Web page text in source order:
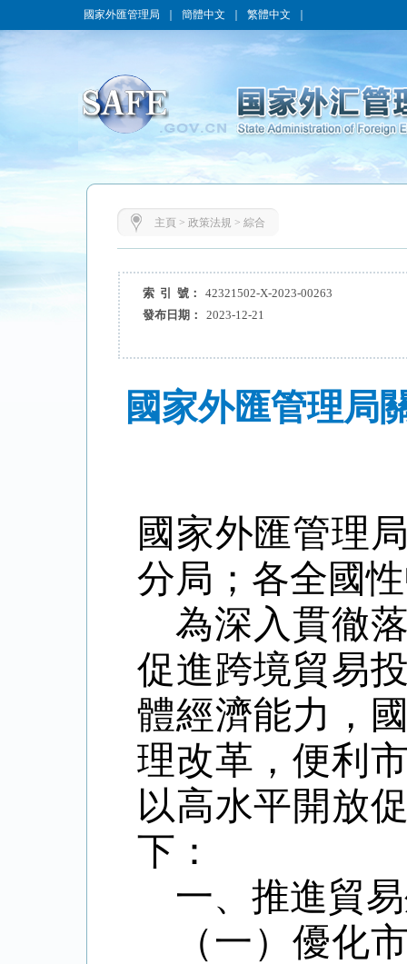
國家外匯管理局 簡體中文 繁體中文
主頁 > 政策法規 > 綜合
索 引 號：
42321502-X-2023-00263
發布日期：
2023-12-21
國家外匯管理局
國家外匯管理
分局；各全國
為深入貫徹
促進跨境貿易
體經濟能力，
理改革，便利
以高水平開放
下：
一、推進貿
（一）優化